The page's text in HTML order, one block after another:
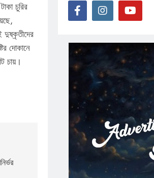
চুরির
দুষ্কৃতীদের
দোকানে
চায়।